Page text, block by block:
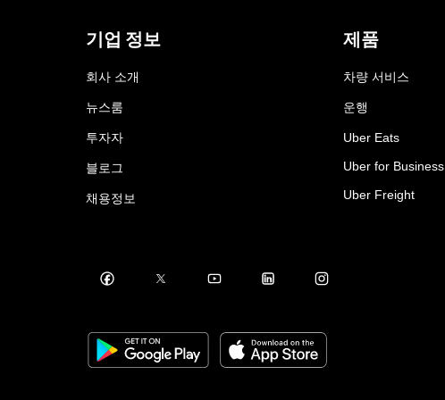
기업 정보
회사 소개
뉴스룸
투자자
블로그
채용정보
제품
차량 서비스
운행
Uber Eats
Uber for Business
Uber Freight